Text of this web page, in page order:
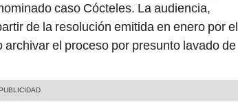
caso Cócteles. La audiencia,
de la resolución emitida en enero por el
el proceso por presunto lavado de